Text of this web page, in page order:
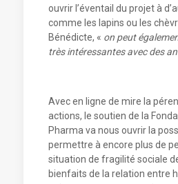
ouvrir l’éventail du projet à
comme les lapins ou les
Bénédicte, « on peut
très intéressantes avec des
Avec en ligne de mire la
actions, le soutien de la
Pharma va nous ouvrir la
permettre à encore plus de
situation de fragilité sociale
bienfaits de la relation entre